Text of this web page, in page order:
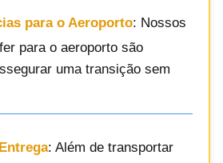
para o Aeroporto: Nossos
para o aeroporto são
uma transição sem
: Além de transportar